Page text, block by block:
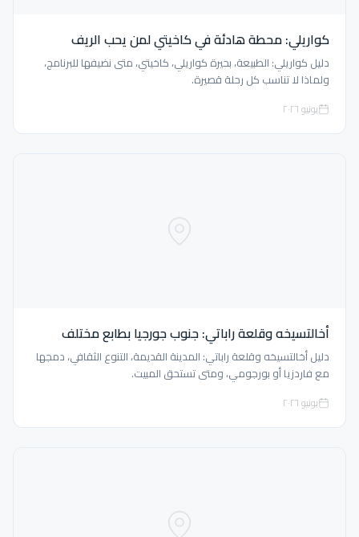
كواريلي: محطة هادئة في كاخيتي لمن يحب الريف
دليل كواريلي: الطبيعة، بحيرة كواريلي، كاخيتي، متى نضيفها للبرنامج،
ولماذا لا تناسب كل رحلة قصيرة.
يونيو ٢٠٢٦
أخالتسيخه وقلعة راباتي: جنوب جورجيا بطابع مختلف
دليل أخالتسيخه وقلعة راباتي: المدينة القديمة، التنوع الثقافي، دمجها
مع فاردزيا أو بورجومي، ومتى تستحق المبيت.
يونيو ٢٠٢٦